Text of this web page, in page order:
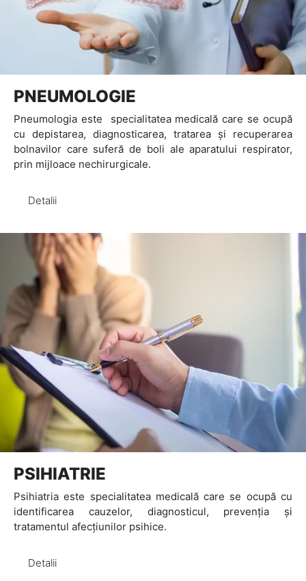
PNEUMOLOGIE
Pneumologia este specialitatea medicală care se ocupă
cu depistarea, diagnosticarea, tratarea și recuperarea
bolnavilor care suferă de boli ale aparatului respirator,
prin mijloace nechirurgicale.
Detalii
PSIHIATRIE
Psihiatria este specialitatea medicală care se ocupă cu
identificarea cauzelor, diagnosticul, prevenția și
tratamentul afecțiunilor psihice.
Detalii